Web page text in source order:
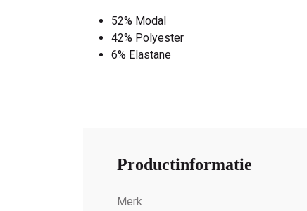
52% Modal
42% Polyester
6% Elastane
Productinformatie
Merk